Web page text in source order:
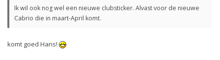
Ik wil ook nog wel een nieuwe clubsticker. Alvast voor de nieuwe
Cabrio die in maart-April komt.
komt goed Hans!